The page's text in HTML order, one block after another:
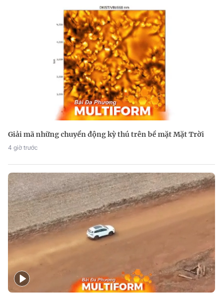
Giải mã những chuyển động kỳ thú trên bề mặt Mặt Trời
4 giờ trước